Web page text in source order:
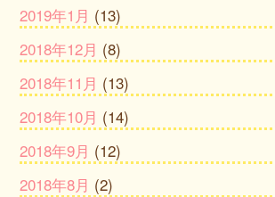
2019年1月 (13)
2018年12月 (8)
2018年11月 (13)
2018年10月 (14)
2018年9月 (12)
2018年8月 (2)